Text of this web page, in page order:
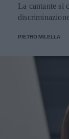
La cantante si
PIETRO MILELLA